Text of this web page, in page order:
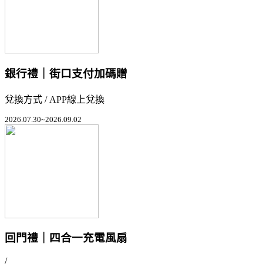
銀行禮｜街口支付加碼贈
兌換方式 / APP線上兌換
2026.07.30~2026.09.02
回門禮｜四合一充電風扇
/